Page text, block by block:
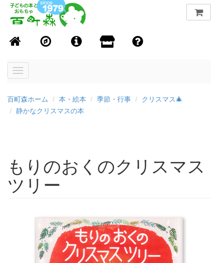
Toggle
百町森ホーム 本・絵本 季節・行事
クリスマス🎄
静かなクリスマスの本
もりのおくのクリスマス
ツリー